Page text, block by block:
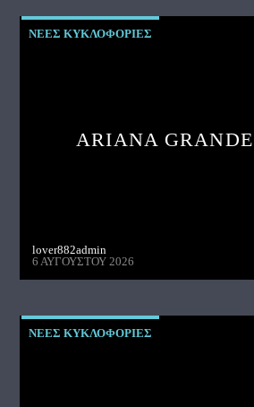
ΝΕΕΣ ΚΥΚΛΟΦΟΡΙΕΣ
ARIANA
lover882admin
6 ΑΥΓΟΎΣΤΟΥ 2026
ΝΕΕΣ ΚΥΚΛΟΦΟΡΙΕΣ